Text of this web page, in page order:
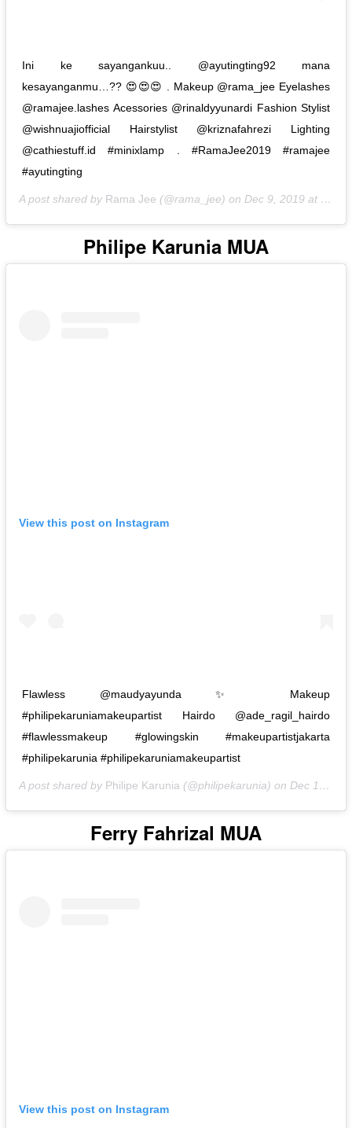
Ini ke sayangankuu.. @ayutingting92 mana
kesayanganmu…?? 😍😍😍 . Makeup @rama_jee Eyelashes
@ramajee.lashes Acessories @rinaldyyunardi Fashion Stylist
@wishnuajiofficial Hairstylist @kriznafahrezi Lighting
@cathiestuff.id #minixlamp . #RamaJee2019 #ramajee
#ayutingting
A post shared by Rama Jee (@rama_jee) on Dec 9, 2019 at 2:53am PST
Philipe Karunia MUA
View this post on Instagram
Flawless @maudyayunda ✨ Makeup
#philipekaruniamakeupartist Hairdo @ade_ragil_hairdo
#flawlessmakeup #glowingskin #makeupartistjakarta
#philipekarunia #philipekaruniamakeupartist
A post shared by Philipe Karunia (@philipekarunia) on Dec 16, 2019 at 2:13am PST
Ferry Fahrizal MUA
View this post on Instagram